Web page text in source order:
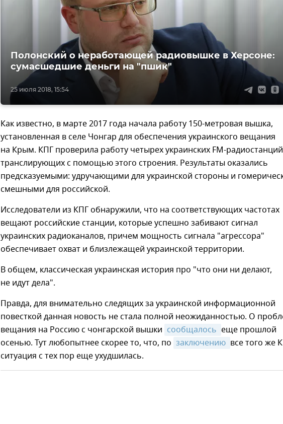
25 июля 2018, 15:54
Полонский о неработающей радиовышке в Херсоне:
сумасшедшие деньги на "пшик"
Как известно, в марте 2017 года начала работу 150-метровая вышка,
установленная в селе Чонгар для обеспечения украинского вещания
на Крым. КПГ проверила работу четырех украинских FM-
транслирующих с помощью этого строения. Результаты оказались
предсказуемыми: удручающими для украинской стороны и
смешными для российской.
Исследователи из КПГ обнаружили, что на соответствующих частотах
вещают российские станции, которые успешно забивают сигнал
украинских радиоканалов, причем мощность сигнала "агрессора"
обеспечивает охват и близлежащей украинской территории.
В общем, классическая украинская история про "что они ни делают,
не идут дела".
Правда, для внимательно следящих за украинской информационной
повесткой данная новость не стала полной неожиданностью. О
вещания на Россию с чонгарской вышки сообщалось еще прошлой
осенью. Тут любопытнее скорее то, что, по заключению все того же
ситуация с тех пор еще ухудшилась.